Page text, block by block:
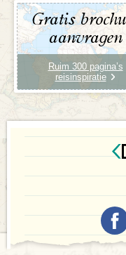
Gratis
aanvragen
Ruim 300 pagina’s
reisinspiratie